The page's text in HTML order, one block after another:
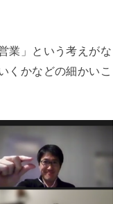
業」という考えがな
くかなどの細かいこ